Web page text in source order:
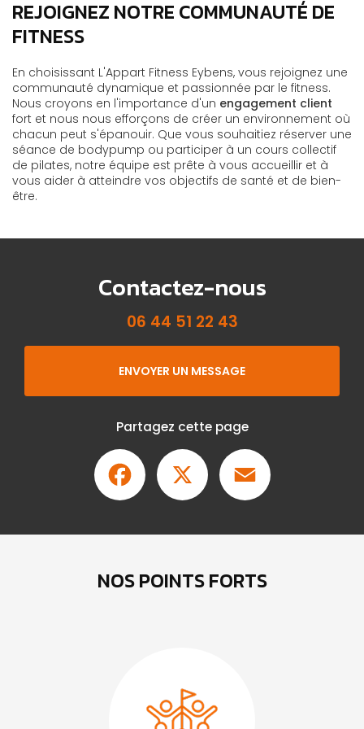
REJOIGNEZ NOTRE COMMUNAUTÉ DE
FITNESS
En choisissant L'Appart Fitness Eybens, vous rejoignez une
communauté dynamique et passionnée par le fitness.
Nous croyons en l'importance d'un engagement client
fort et nous nous efforçons de créer un environnement où
chacun peut s'épanouir. Que vous souhaitiez réserver une
séance de bodypump ou participer à un cours collectif
de pilates, notre équipe est prête à vous accueillir et à
vous aider à atteindre vos objectifs de santé et de bien-
être.
Contactez-nous
06 44 51 22 43
ENVOYER UN MESSAGE
Partagez cette page
Facebook
NOS POINTS FORTS